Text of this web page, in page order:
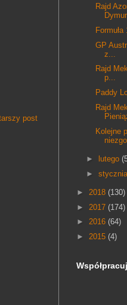
post
Rajd
GP
z...
Rajd
p...
Paddy
Rajd
Kolejne
► lutego
► stycznia
► 2018 (130)
► 2017 (174)
► 2016 (64)
► 2015 (4)